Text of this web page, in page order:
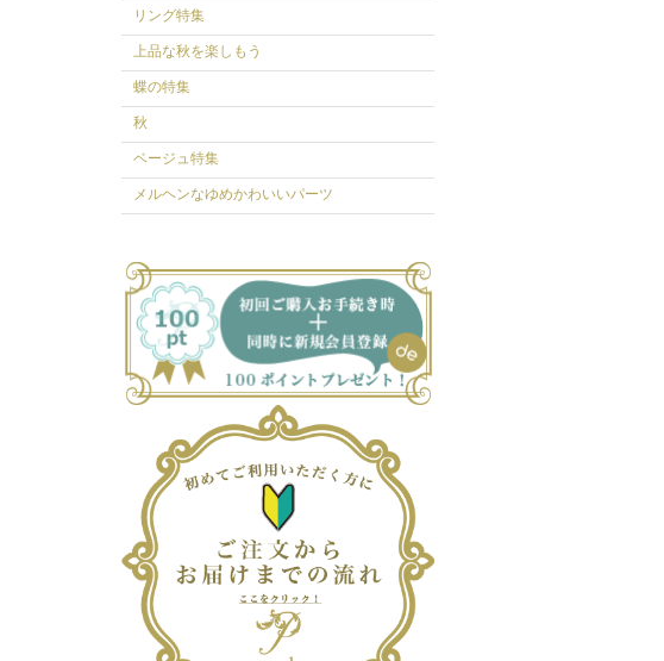
リング特集
上品な秋を楽しもう
蝶の特集
秋
ベージュ特集
メルヘンなゆめかわいいパーツ